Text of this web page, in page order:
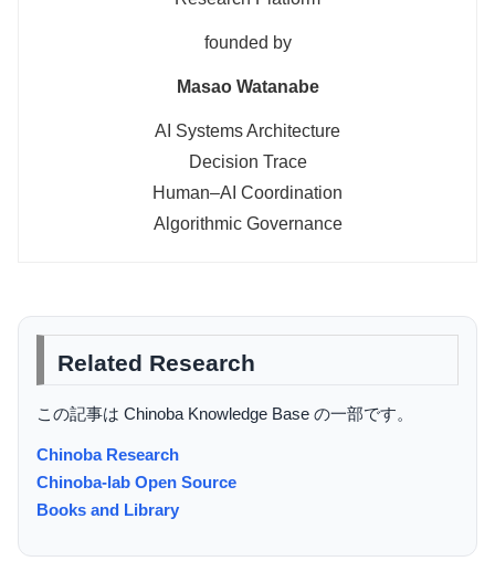
founded by
Masao Watanabe
AI Systems Architecture
Decision Trace
Human–AI Coordination
Algorithmic Governance
Related Research
この記事は Chinoba Knowledge Base の一部です。
Chinoba Research
Chinoba-lab Open Source
Books and Library